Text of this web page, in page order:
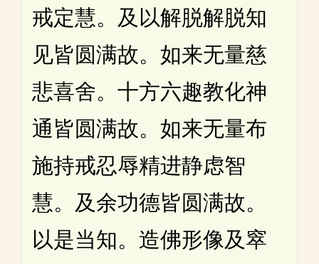
戒定慧。及以解脱解脱知
见皆圆满故。如来无量慈
悲喜舍。十方六趣教化神
通皆圆满故。如来无量布
施持戒忍辱精进静虑智
慧。及余功德皆圆满故。
以是当知。造佛形像及窣